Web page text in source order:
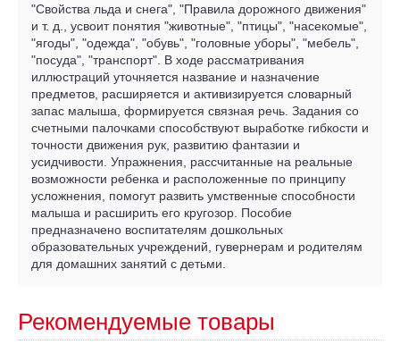
"Свойства льда и снега", "Правила дорожного движения"
и т. д., усвоит понятия "животные", "птицы", "насекомые",
"ягоды", "одежда", "обувь", "головные уборы", "мебель",
"посуда", "транспорт". В ходе рассматривания
иллюстраций уточняется название и назначение
предметов, расширяется и активизируется словарный
запас малыша, формируется связная речь. Задания со
счетными палочками способствуют выработке гибкости и
точности движения рук, развитию фантазии и
усидчивости. Упражнения, рассчитанные на реальные
возможности ребенка и расположенные по принципу
усложнения, помогут развить умственные способности
малыша и расширить его кругозор. Пособие
предназначено воспитателям дошкольных
образовательных учреждений, гувернерам и родителям
для домашних занятий с детьми.
Рекомендуемые товары